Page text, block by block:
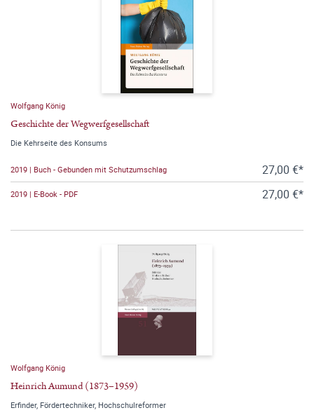
Wolfgang König
Geschichte der Wegwerfgesellschaft
Die Kehrseite des Konsums
2019 | Buch - Gebunden mit Schutzumschlag 27,00 €*
2019 | E-Book - PDF 27,00 €*
Wolfgang König
Heinrich Aumund (1873–1959)
Erfinder, Fördertechniker, Hochschulreformer